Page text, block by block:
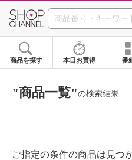
商品を探す 本日お買得 番
"商品一覧"の検索結果
ご指定の条件の商品は見つ